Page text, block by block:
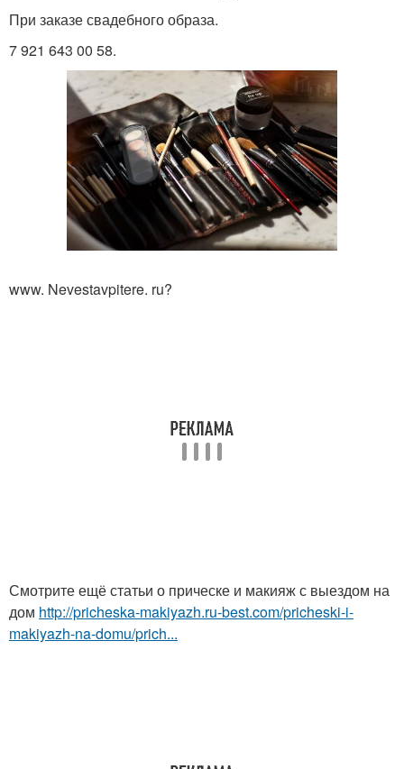
При заказе свадебного образа.
7 921 643 00 58.
www. Nevestavpitere. ru?
Смотрите ещё статьи о прическе и макияж с выездом на
дом http://pricheska-makiyazh.ru-best.com/pricheski-i-
makiyazh-na-domu/prich...